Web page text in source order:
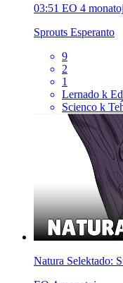
03:51 EO 4 monatoj
Sprouts Esperanto
9
2
1
Lernado k
Scienco k
Natura Selektado: